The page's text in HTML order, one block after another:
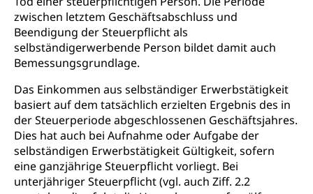
zwischen letztem Geschäftsabschluss und
Beendigung der Steuerpflicht als
selbständigerwerbende Person bildet damit auch
Bemessungsgrundlage.
Das Einkommen aus selbständiger Erwerbstätigkeit
basiert auf dem tatsächlich erzielten Ergebnis des in
der Steuerperiode abgeschlossenen Geschäftsjahres.
Dies hat auch bei Aufnahme oder Aufgabe der
selbständigen Erwerbstätigkeit Gültigkeit, sofern
eine ganzjährige Steuerpflicht vorliegt. Bei
unterjähriger Steuerpflicht (vgl. auch Ziff. 2.2